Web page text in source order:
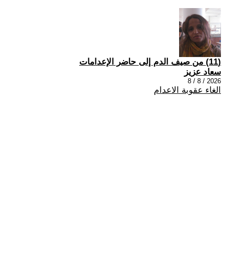
(11) من صيف الدم إلى حاضر الإعدامات
سعاد عزيز
2026 / 8 / 8
الغاء عقوبة الاعدام